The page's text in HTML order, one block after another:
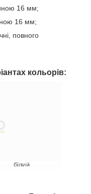
16 мм;
16 мм;
повного
кольорів: